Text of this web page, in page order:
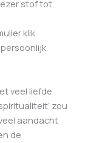
stof tot
klik
veel liefde
zou
aandacht
de